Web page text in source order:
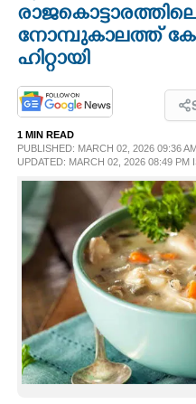
OPINION
LIFESTYLE
SPIRITUAL
INFO+
ART
ASTRO
നോമ്പുകാലത്ത്
ഹിറ്റായി
1 MIN READ
PUBLISHED: MARCH 02, 2026 09:36
UPDATED: MARCH 02, 2026 08:49 PM